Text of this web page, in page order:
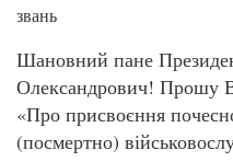
звань
Шановний пане
Олександрович! Прошу
«Про присвоєння
(посмертно)